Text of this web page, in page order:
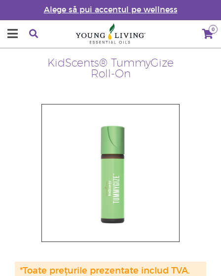
Alege să pui accentul pe wellness
0
KidScents® TummyGize
Roll-On
*Toate prețurile prezentate includ TVA.